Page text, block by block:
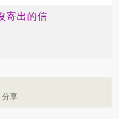
寄出的信
分享